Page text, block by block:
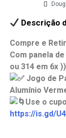
Descrição
Compre e
Com panela
ou 314 em 6x ))
Jogo de
Alumínio
Use o
https://is.gd/